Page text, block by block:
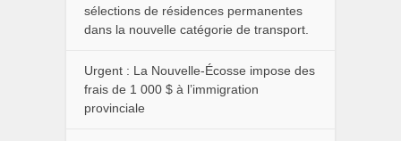
sélections de résidences permanentes
dans la nouvelle catégorie de transport.
Urgent : La Nouvelle-Écosse impose des
frais de 1 000 $ à l’immigration
provinciale